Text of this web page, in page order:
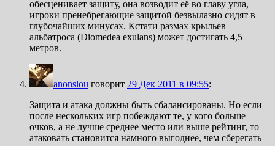
обесценивает защиту, она возводит её во главу угла,
игроки пренебрегающие защитой безвылазно сидят в
глубочайших минусах. Кстати размах крыльев
альбатроса (Diomedea exulans) может достигать 4,5
метров.
anonslou говорит 29 Дек 2011 в 09:55:
Защита и атака должны быть сбалансированы. Но если
после нескольких игр побеждают те, у кого больше
очков, а не лучше среднее место или выше рейтинг, то
атаковать становится намного выгоднее, чем сберегать